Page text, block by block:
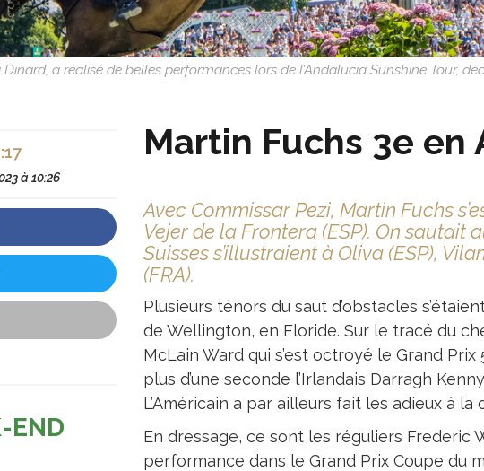
Dinard, a réalisé de belles performances lors de l’Andalucía Sunshine Tour,
Martin Fuchs 3e en
Avec Commissar Pezi, Martin Fuchs
Vejer de la Frontera (ESP). On sautait
Suisses s’illustraient à Oliva (ESP),
(FRA).
Plusieurs ténors du saut d’obstacles
de Wellington, en Floride. Sur le tracé du
McLain Ward qui s’est octroyé le Grand
plus d’une seconde l’Irlandais Darragh
L’Américain a par ailleurs fait les adieux à
En dressage, ce sont les réguliers Frederic
performance dans le Grand Prix Coupe du
à 10:26
END